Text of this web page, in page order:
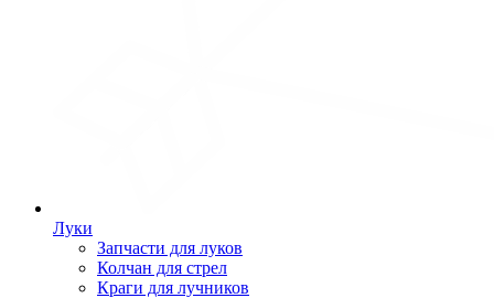
Луки
Запчасти для луков
Колчан для стрел
Краги для лучников